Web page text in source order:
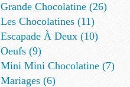
Grande Chocolatine (26)
Les Chocolatines (11)
Escapade À Deux (10)
Oeufs (9)
Mini Mini Chocolatine (7)
Mariages (6)